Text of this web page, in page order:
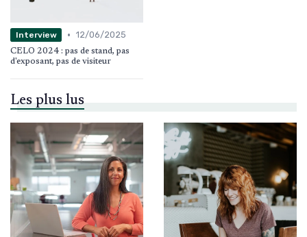
Interview • 12/06/2025
CELO 2024 : pas de stand, pas
d'exposant, pas de visiteur
Les plus lus